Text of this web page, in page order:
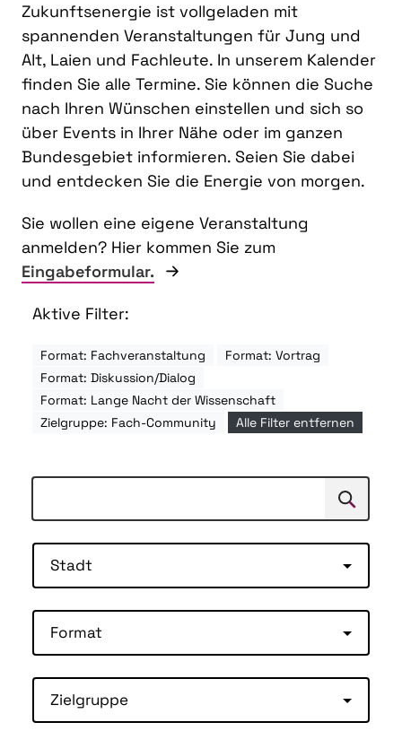
Zukunftsenergie ist vollgeladen mit
spannenden Veranstaltungen für Jung und
Alt, Laien und Fachleute. In unserem Kalender
finden Sie alle Termine. Sie können die Suche
nach Ihren Wünschen einstellen und sich so
über Events in Ihrer Nähe oder im ganzen
Bundesgebiet informieren. Seien Sie dabei
und entdecken Sie die Energie von morgen.
Sie wollen eine eigene Veranstaltung
anmelden? Hier kommen Sie zum
Eingabeformular.
Aktive Filter:
Format: Fachveranstaltung
Format: Vortrag
Format: Diskussion/Dialog
Format: Lange Nacht der Wissenschaft
Zielgruppe: Fach-Community
Alle Filter entfernen
Suchen
Stadt
Format
Zielgruppe